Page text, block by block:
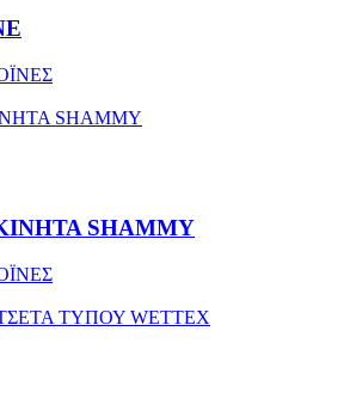
SHAMMY